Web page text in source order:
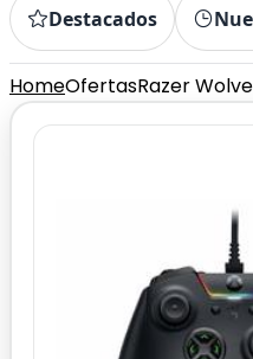
Destacados
HomeOfertasRazer